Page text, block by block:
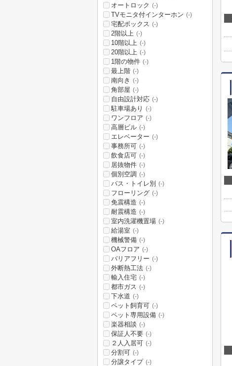
オートロック (-)
TVモニタ付インターホン (-)
宅配ボックス (-)
2階以上 (-)
10階以上 (-)
20階以上 (-)
1階の物件 (-)
最上階 (-)
南向き (-)
角部屋 (-)
自由設計対応 (-)
駐車場あり (-)
ワンフロア (-)
高層ビル (-)
エレベーター (-)
事務所可 (-)
飲食店可 (-)
居抜物件 (-)
個別空調 (-)
バス・トイレ別 (-)
フローリング (-)
免震構造 (-)
耐震構造 (-)
室内洗濯機置場 (-)
給湯室 (-)
機械警備 (-)
OAフロア (-)
バリアフリー (-)
外断熱工法 (-)
輸入住宅 (-)
都市ガス (-)
下水道 (-)
ペット飼育可 (-)
ペット専用設備 (-)
楽器相談 (-)
保証人不要 (-)
２人入居可 (-)
分割可 (-)
分譲タイプ (-)